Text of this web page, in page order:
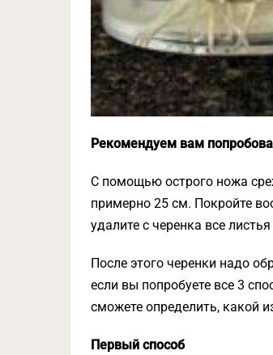
Рекомендуем вам
С помощью острого ножа
примерно 25 см. Покройте
удалите с черенка все
После этого черенки надо
если вы попробуете все 3
сможете определить, какой
Первый способ